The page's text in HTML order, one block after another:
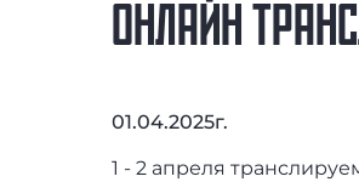
ОНЛАЙН
01.04.2025г.
1 - 2 апреля